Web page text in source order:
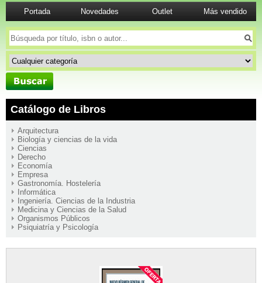
Portada Novedades Outlet Más vendido
Catálogo de Libros
Arquitectura
Biología y ciencias de la vida
Ciencias
Derecho
Economía
Empresa
Gastronomía. Hostelería
Informática
Ingeniería. Ciencias de la Industria
Medicina y Ciencias de la Salud
Organismos Públicos
Psiquiatría y Psicología